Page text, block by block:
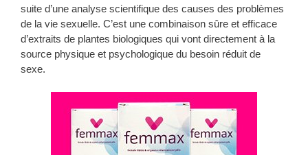
suite d’une analyse scientifique des causes des problèmes
de la vie sexuelle. C’est une combinaison sûre et efficace
d’extraits de plantes biologiques qui vont directement à la
source physique et psychologique du besoin réduit de
sexe.